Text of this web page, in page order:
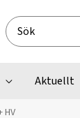
Search
for:
Aktuellt
HV